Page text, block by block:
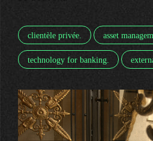
clientèle privée. asset
technology for banking.